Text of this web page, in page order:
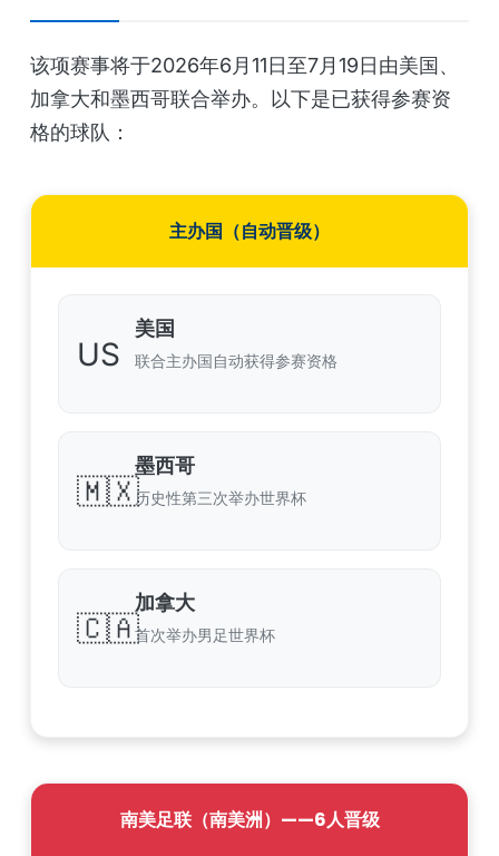
该项赛事将于2026年6月11日至7月19日由美国、
加拿大和墨西哥联合举办。以下是已获得参赛资
格的球队：
主办国（自动晋级）
US
美国
联合主办国自动获得参赛资格
🇲🇽
墨西哥
历史性第三次举办世界杯
🇨🇦
加拿大
首次举办男足世界杯
南美足联（南美洲）——6人晋级